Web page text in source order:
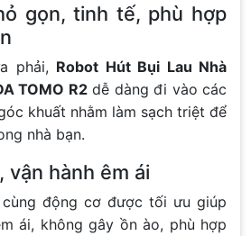
gọn, tinh tế, phù hợp
phải, Robot Hút Bụi Lau Nhà
TOMO R2dễ dàng đi vào các
khuất nhằm làm sạch triệt để
nhà bạn.
vận hành êm ái
động cơ được tối ưu giúp
ái, không gây ồn ào, phù hợp